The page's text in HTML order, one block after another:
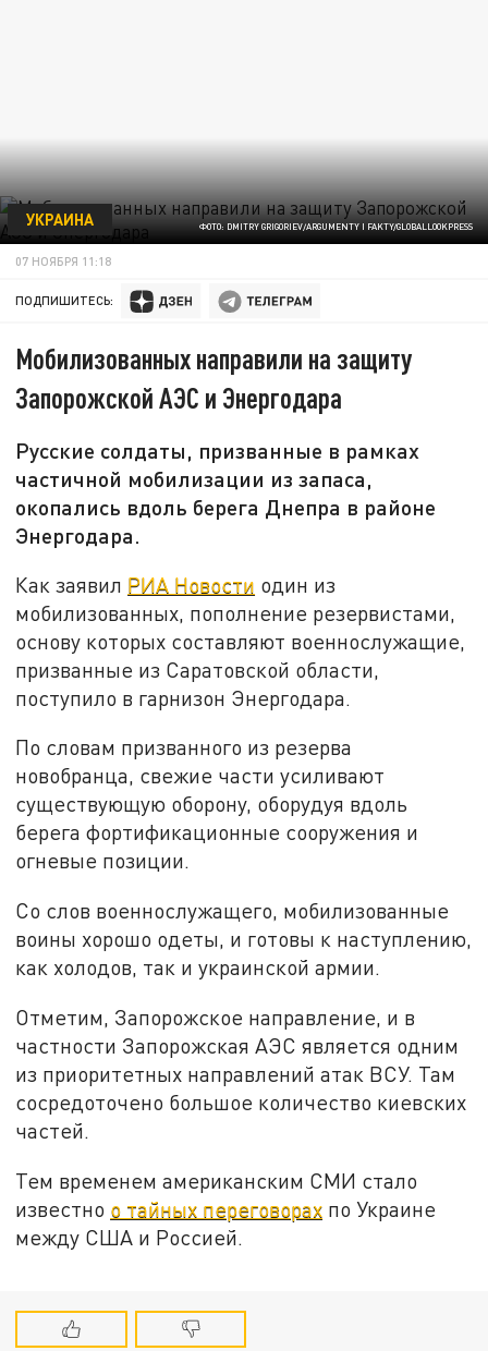
ФОТО: DMITRY GRIGORIEV/ARGUMENTY I FAKTY/GLOBALLOOKPRESS
УКРАИНА
07 НОЯБРЯ 11:18
ПОДПИШИТЕСЬ:
Мобилизованных направили на защиту
Запорожской АЭС и Энергодара
Русские солдаты, призванные в рамках
частичной мобилизации из запаса,
окопались вдоль берега Днепра в районе
Энергодара.
Как заявил РИА Новости один из
мобилизованных, пополнение резервистами,
основу которых составляют военнослужащие,
призванные из Саратовской области,
поступило в гарнизон Энергодара.
По словам призванного из резерва
новобранца, свежие части усиливают
существующую оборону, оборудуя вдоль
берега фортификационные сооружения и
огневые позиции.
Со слов военнослужащего, мобилизованные
воины хорошо одеты, и готовы к наступлению,
как холодов, так и украинской армии.
Отметим, Запорожское направление, и в
частности Запорожская АЭС является одним
из приоритетных направлений атак ВСУ. Там
сосредоточено большое количество киевских
частей.
Тем временем американским СМИ стало
известно о тайных переговорах по Украине
между США и Россией.